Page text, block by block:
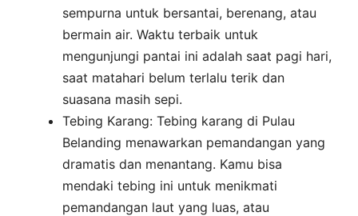
sempurna untuk bersantai, berenang, atau
bermain air. Waktu terbaik untuk
mengunjungi pantai ini adalah saat pagi hari,
saat matahari belum terlalu terik dan
suasana masih sepi.
Tebing Karang: Tebing karang di Pulau
Belanding menawarkan pemandangan yang
dramatis dan menantang. Kamu bisa
mendaki tebing ini untuk menikmati
pemandangan laut yang luas, atau